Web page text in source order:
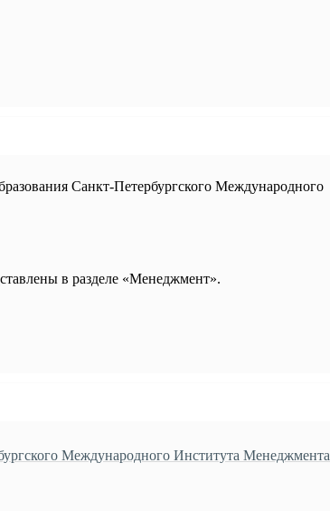
Санкт-Петербургского Международного
в разделе «Менеджмент».
Международного Института Менеджмента